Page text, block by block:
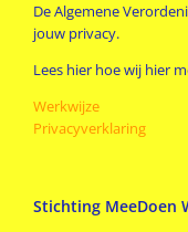
De Algemene
jouw privacy.
Lees hier hoe wij hier
Werkwijze
Privacyverklaring
Stichting MeeDoen